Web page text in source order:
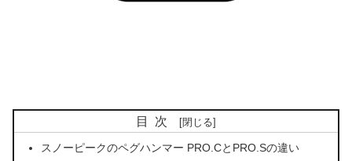
目次
スノーピークのペグハンマー PRO.CとPRO.Sの違い